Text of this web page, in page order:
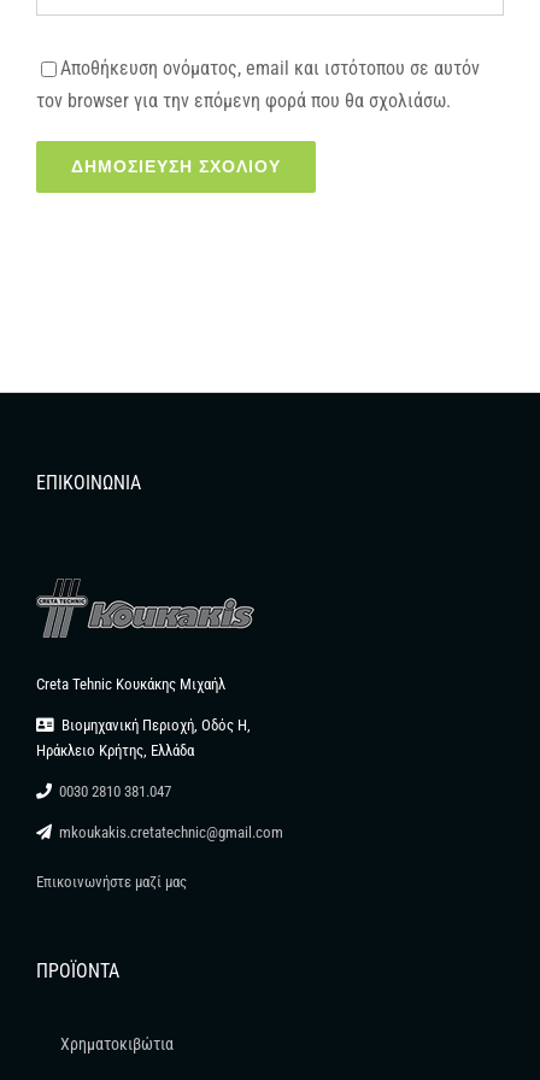
Αποθήκευση ονόματος, email και ιστότοπου σε αυτόν
τον browser για την επόμενη φορά που θα σχολιάσω.
ΕΠΙΚΟΙΝΩΝΊΑ
Creta Tehnic Κουκάκης Μιχαήλ
Βιομηχανική Περιοχή, Οδός Η,
Ηράκλειο Κρήτης, Ελλάδα
0030 2810 381.047
mkoukakis.cretatechnic@gmail.com
Επικοινωνήστε μαζί μας
ΠΡΟΪΌΝΤΑ
Χρηματοκιβώτια